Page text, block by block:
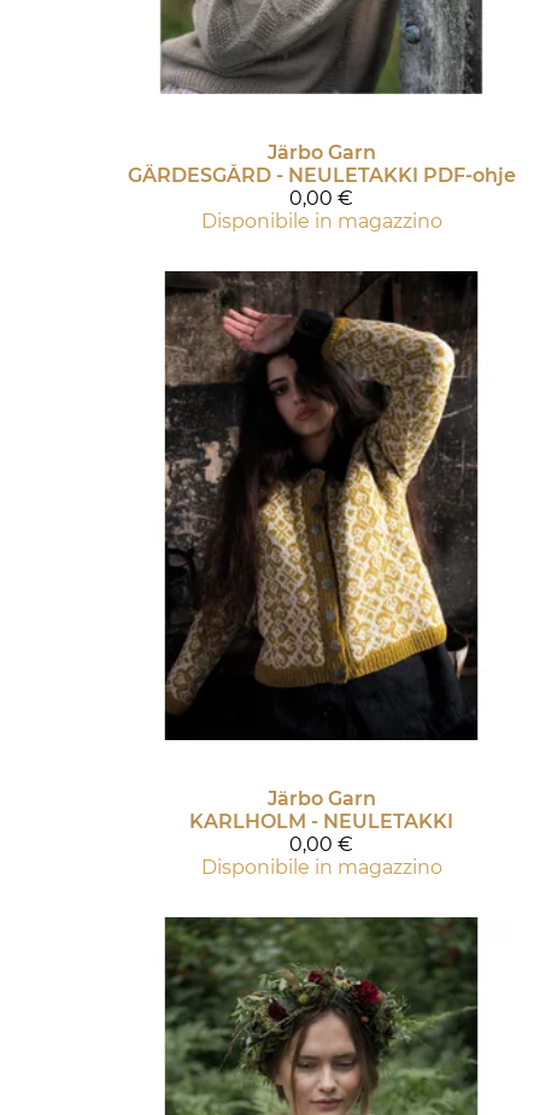
Järbo Garn
GÄRDESGÅRD - NEULETAKKI PDF-ohje
0,00 €
Disponibile in magazzino
Järbo Garn
KARLHOLM - NEULETAKKI
0,00 €
Disponibile in magazzino